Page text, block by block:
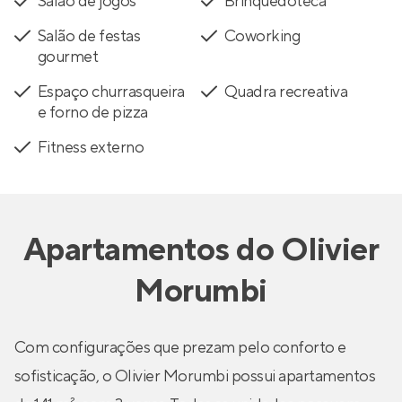
Salão de festas
gourmet
Coworking
Espaço churrasqueira
e forno de pizza
Quadra recreativa
Fitness externo
Apartamentosdo Olivier
Morumbi
Com configurações que prezam pelo conforto e
sofisticação, o Olivier Morumbi possui apartamentos